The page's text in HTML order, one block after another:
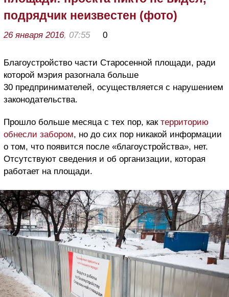
подрядчик неизвестен (фото)
26 января 2016, 07:55 0
Благоустройство части Старосенной площади, ради
которой мэрия разогнала больше
30 предпринимателей, осуществляется с нарушением
законодательства.
Прошло больше месяца с тех пор, как территорию
обнесли забором, но до сих пор никакой информации
о том, что появится после «благоустройства», нет.
Отсутствуют сведения и об организации, которая
работает на площади.